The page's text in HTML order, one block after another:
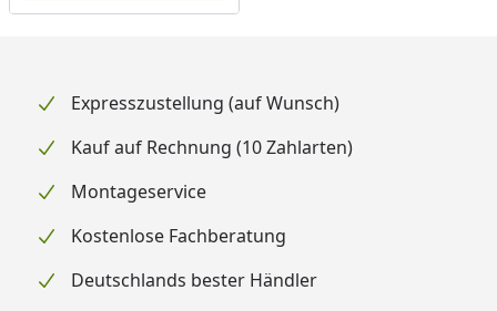
Expresszustellung (auf Wunsch)
Kauf auf Rechnung (10 Zahlarten)
Montageservice
Kostenlose Fachberatung
Deutschlands bester Händler